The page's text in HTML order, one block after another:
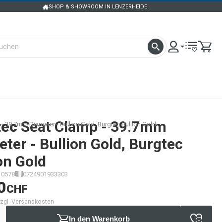
SHOP & SHOWROOM IN LENZERHEIDE
39.7mm Diameter - Bullion Gold, Burgtec Bullion Gold
Seat Clamp - 39.7mm
- Bullion Gold, Burgtec
Gold
0724901933303
CHF
Versandkosten
In den Warenkorb